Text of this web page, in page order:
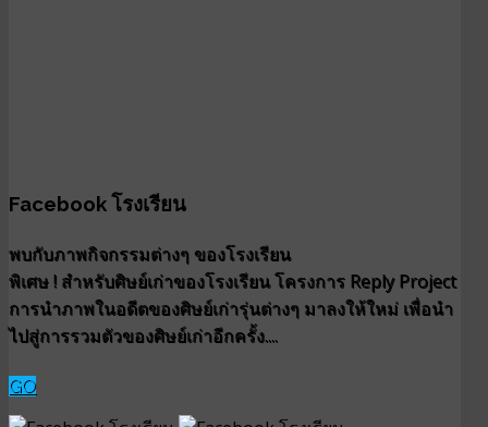
Facebook โรงเรียน
พบกับภาพกิจกรรมต่างๆ ของโรงเรียน
พิเศษ ! สำหรับศิษย์เก่าของโรงเรียน โครงการ Reply Project
การนำภาพในอดีตของศิษย์เก่ารุ่นต่างๆ มาลงให้ใหม่ เพื่อนำ
ไปสู่การรวมตัวของศิษย์เก่าอีกครั้ง....
GO